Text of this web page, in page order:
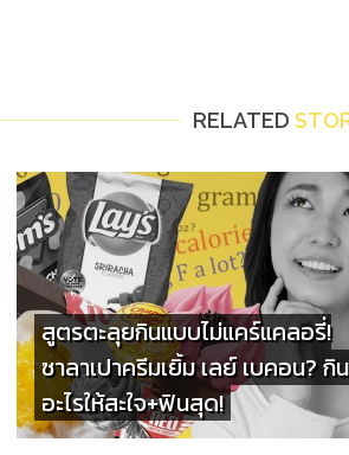
RELATED
สูตรตะลุยกินแบบไม่แคร์แคลอรี่!
ซาลาเปาครีมเยิ้ม เลย์ เบคอน? กิน
อะไรให้สะใจ+ฟินสุด!